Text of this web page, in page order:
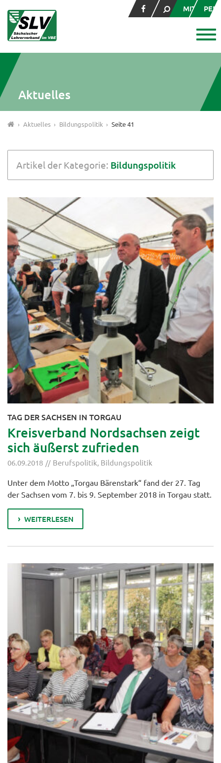
MITGLIED
Aktuelles
Aktuelles Bildungspolitik Seite 41
Artikel der Kategorie: Bildungspolitik
TAG DER SACHSEN IN TORGAU
Kreisverband Nordsachsen zeigt
sich äußerst zufrieden
06.09.2018 Berufspolitik Bildungspolitik
Unter dem Motto „Torgau Bärenstark“ fand der 27. Tag
der Sachsen vom 7. bis 9. September 2018 in Torgau statt.
WEITERLESEN